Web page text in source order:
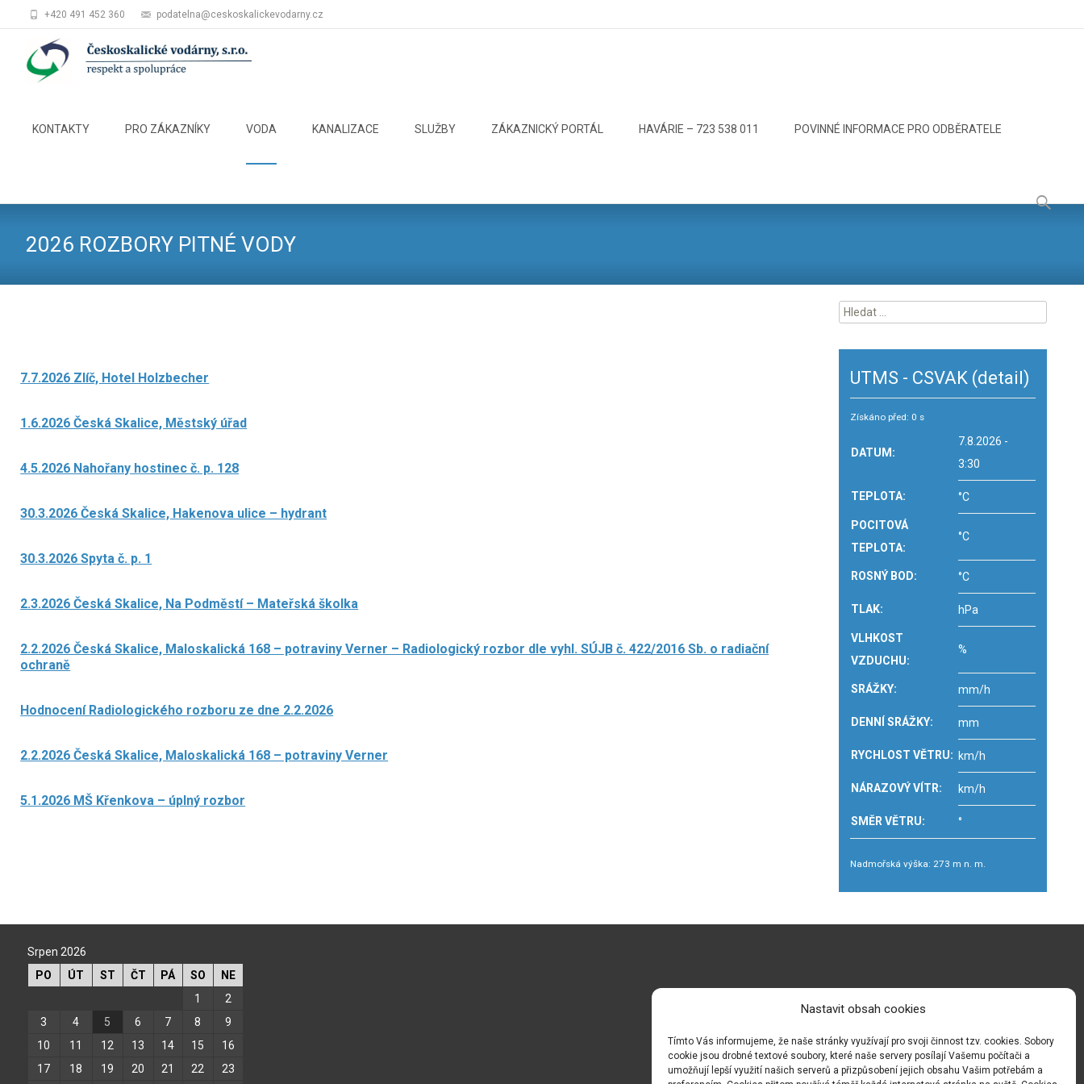
Nastavit obsah cookies
Tímto Vás informujeme, že naše stránky využívají pro svoji činnost tzv. cookies. Sobory
cookie jsou drobné textové soubory, které naše servery posílají Vašemu počítači a
umožňují lepší využití našich serverů a přizpůsobení jejich obsahu Vašim potřebám a
+420 491 452 360 podatelna@ceskoskalickevodarny.cz
KONTAKTY PRO ZÁKAZNÍKY VODA KANALIZACE SLUŽBY ZÁKAZNICKÝ PORTÁL HAVÁRIE – 723 538 011 POVINNÉ INFORMACE PRO ODBĚRATELE
2026 ROZBORY PITNÉ VODY
7.7.2026 Zlíč, Hotel Holzbecher
1.6.2026 Česká Skalice, Městský úřad
4.5.2026 Nahořany hostinec č. p. 128
30.3.2026 Česká Skalice, Hakenova ulice – hydrant
30.3.2026 Spyta č. p. 1
2.3.2026 Česká Skalice, Na Podměstí – Mateřská školka
2.2.2026 Česká Skalice, Maloskalická 168 – potraviny Verner – Radiologický rozbor dle vyhl. SÚJB č. 422/2016 Sb. o radiační
ochraně
Hodnocení Radiologického rozboru ze dne 2.2.2026
2.2.2026 Česká Skalice, Maloskalická 168 – potraviny Verner
5.1.2026 MŠ Křenkova – úplný rozbor
Vyhledávání
UTMS - CSVAK (detail)
Získáno před: 0 s
DATUM:
7.8.2026 -
3:30
TEPLOTA: °C
POCITOVÁ
TEPLOTA:
°C
ROSNÝ BOD: °C
TLAK: hPa
VLHKOST
VZDUCHU:
%
SRÁŽKY: mm/h
DENNÍ SRÁŽKY: mm
RYCHLOST VĚTRU: km/h
NÁRAZOVÝ VÍTR: km/h
SMĚR VĚTRU: °
Nadmořská výška: 273 m n. m.
Srpen 2026
PO
ÚT ST ČT PÁ SO
NE
1
2
3
4 5 6 7 8
9
10
11 12 13 14 15
16
17
18 19 20 21 22 23